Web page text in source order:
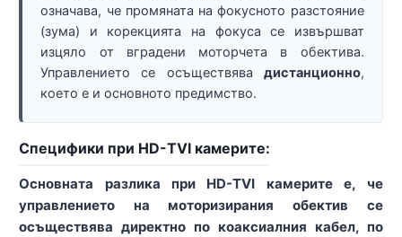
означава, че промяната на фокусното разстояние
(зума) и корекцията на фокуса се извършват
изцяло от вградени моторчета в обектива.
Управлението се осъществява дистанционно,
което е и основното предимство.
Специфики при HD-TVI камерите:
Основната разлика при HD-TVI камерите е, че
управлението на моторизирания обектив се
осъществява директно по коаксиалния кабел, по